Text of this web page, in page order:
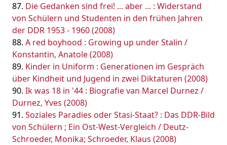
Die Gedanken sind frei! ... aber ... : Widerstand
von Schülern und Studenten in den frühen Jahren
der DDR 1953 - 1960 (2008)
A red boyhood : Growing up under Stalin /
Konstantin, Anatole (2008)
Kinder in Uniform : Generationen im Gespräch
über Kindheit und Jugend in zwei Diktaturen (2008)
Ik was 18 in '44 : Biografie van Marcel Durnez /
Durnez, Yves (2008)
Soziales Paradies oder Stasi-Staat? : Das DDR-Bild
von Schülern ; Ein Ost-West-Vergleich / Deutz-
Schroeder, Monika; Schroeder, Klaus (2008)